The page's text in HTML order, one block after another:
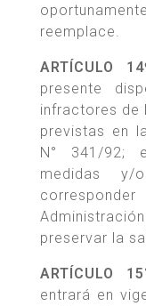
reemplace.
ARTÍCULO
presente
infractores de
previstas en
N° 341/92;
medidas y/
preservar la
ARTÍCULO
entrará en